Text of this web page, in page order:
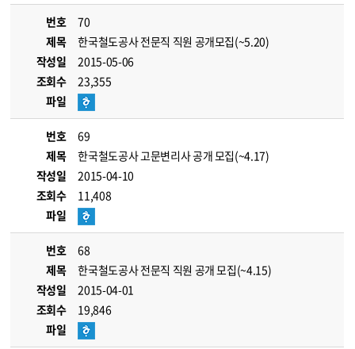
번호
70
제목
한국철도공사 전문직 직원 공개모집(~5.20)
작성일
2015-05-06
조회수
23,355
파일
번호
69
제목
한국철도공사 고문변리사 공개 모집(~4.17)
작성일
2015-04-10
조회수
11,408
파일
번호
68
제목
한국철도공사 전문직 직원 공개 모집(~4.15)
작성일
2015-04-01
조회수
19,846
파일